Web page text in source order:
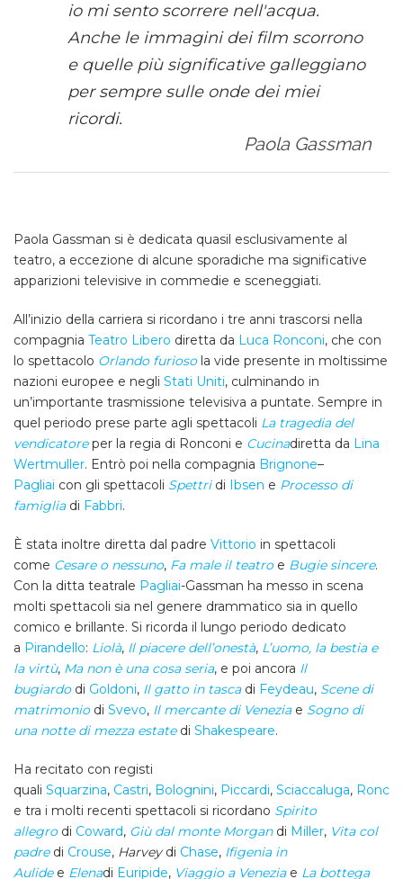
io mi sento scorrere nell'acqua.
Anche le immagini dei film scorrono
e quelle più significative galleggiano
per sempre sulle onde dei miei
ricordi.
Paola Gassman
Paola Gassman si è dedicata quasil esclusivamente al
teatro, a eccezione di alcune sporadiche ma significative
apparizioni televisive in commedie e sceneggiati.
All’inizio della carriera si ricordano i tre anni trascorsi nella
compagnia Teatro Libero diretta da Luca Ronconi, che con
lo spettacolo Orlando furiosola vide presente in moltissime
nazioni europee e negli Stati Uniti, culminando in
un’importante trasmissione televisiva a puntate. Sempre in
quel periodo prese parte agli spettacoli La tragedia del
vendicatoreper la regia di Ronconi e Cucinadiretta da Lina
Wertmuller. Entrò poi nella compagnia Brignone–
Pagliai con gli spettacoli Spettridi Ibsen e Processo di
famigliadi Fabbri.
È stata inoltre diretta dal padre Vittorio in spettacoli
come Cesare o nessuno, Fa male il teatroe Bugie sincere.
Con la ditta teatrale Pagliai-Gassman ha messo in scena
molti spettacoli sia nel genere drammatico sia in quello
comico e brillante. Si ricorda il lungo periodo dedicato
a Pirandello: Liolà, Il piacere dell’onestà, L’uomo, la bestia e
la virtù, Ma non è una cosa seria, e poi ancora Il
bugiardodi Goldoni, Il gatto in tascadi Feydeau, Scene di
matrimoniodi Svevo, Il mercante di Veneziae Sogno di
una notte di mezza estatedi Shakespeare.
Ha recitato con registi
quali Squarzina, Castri, Bolognini, Piccardi, Sciaccaluga,
e tra i molti recenti spettacoli si ricordano Spirito
allegrodi Coward, Giù dal monte Morgandi Miller, Vita col
padredi Crouse, Harveydi Chase, Ifigenia in
Aulidee Elenadi Euripide, Viaggio a Veneziae La bottega